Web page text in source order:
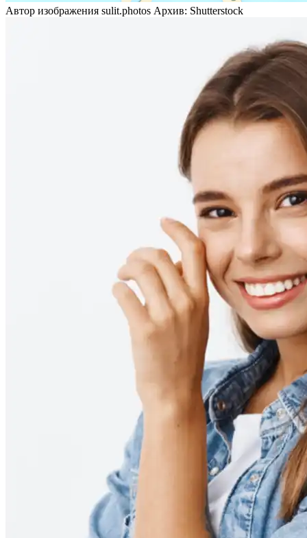
Автор изображения sulit.photos Архив: Shutterstock